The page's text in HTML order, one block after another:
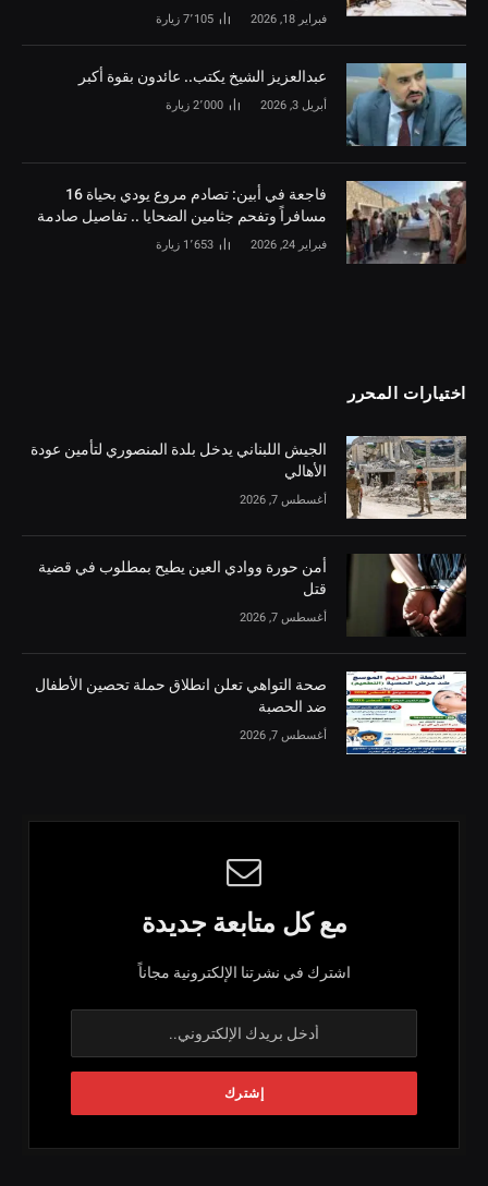
فبراير 18, 2026 7٬105 زيارة
‏عبدالعزيز الشيخ يكتب.. عائدون بقوة أكبر
أبريل 3, 2026 2٬000 زيارة
فاجعة في أبين: تصادم مروع يودي بحياة 16
مسافراً وتفحم جثامين الضحايا .. تفاصيل صادمة
فبراير 24, 2026 1٬653 زيارة
اختيارات المحرر
الجيش اللبناني يدخل بلدة المنصوري لتأمين عودة
الأهالي
أغسطس 7, 2026
أمن حورة ووادي العين يطيح بمطلوب في قضية
قتل
أغسطس 7, 2026
صحة التواهي تعلن انطلاق حملة تحصين الأطفال
ضد الحصبة
أغسطس 7, 2026
مع كل متابعة جديدة
اشترك في نشرتنا الإلكترونية مجاناً